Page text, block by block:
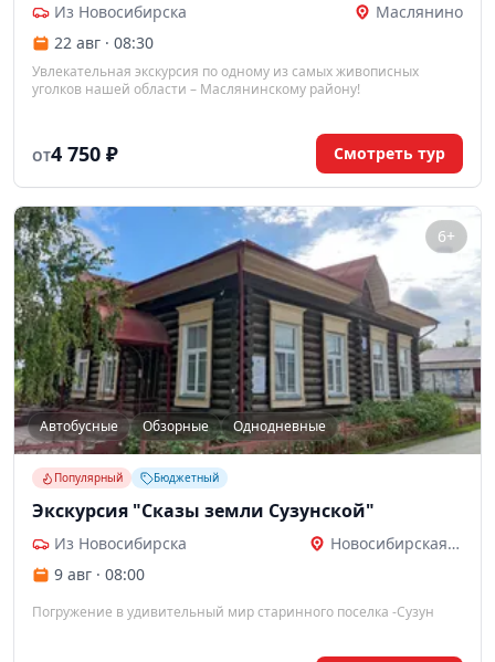
Из Новосибирска
Маслянино
22 авг · 08:30
Увлекательная экскурсия по одному из самых живописных
уголков нашей области – Маслянинскому району!
ОТ4 750 ₽ Смотреть тур
6+
Автобусные Обзорные Однодневные
Популярный Бюджетный
Экскурсия "Сказы земли Сузунской"
Из Новосибирска
Новосибирская область
9 авг · 08:00
Погружение в удивительный мир старинного поселка -Сузун